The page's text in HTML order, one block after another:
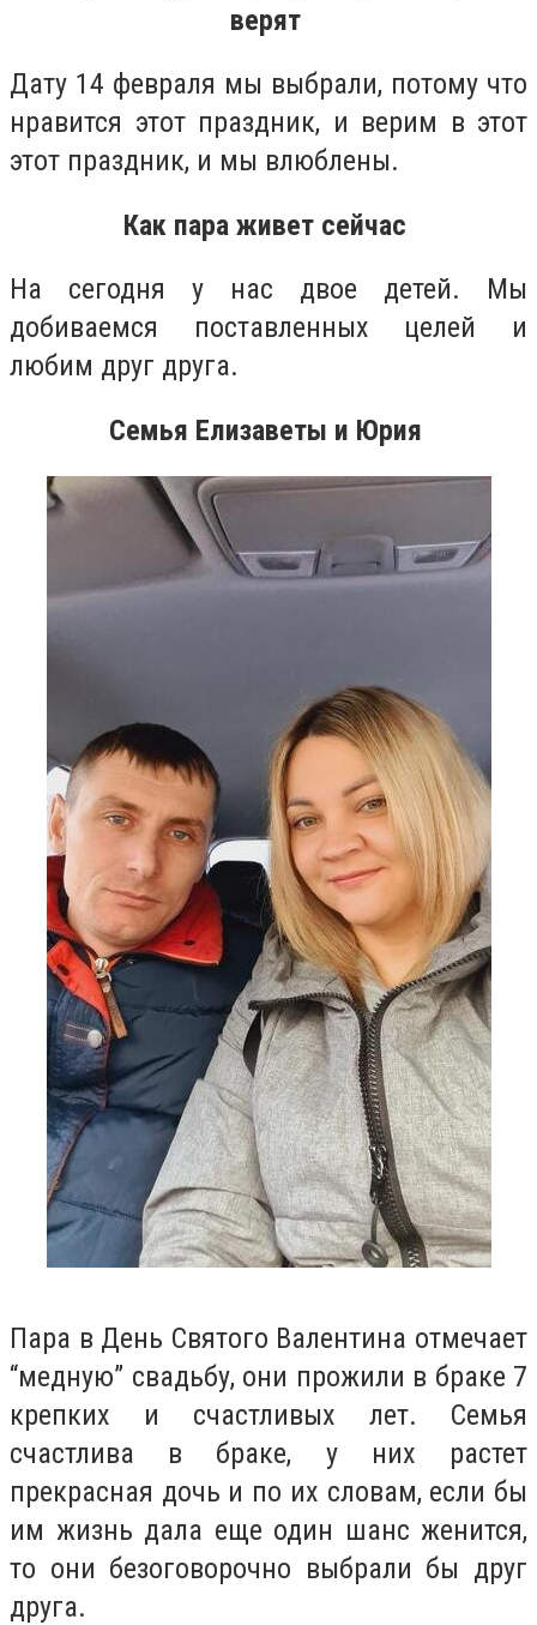
верят
Дату 14 февраля мы выбрали, потому что
нравится этот праздник, и верим в этот
этот праздник, и мы влюблены.
Как пара живет сейчас
На сегодня у нас двое детей. Мы
добиваемся поставленных целей и
любим друг друга.
Семья Елизаветы и Юрия
Пара в День Святого Валентина отмечает
“медную” свадьбу, они прожили в браке 7
крепких и счастливых лет. Семья
счастлива в браке, у них растет
прекрасная дочь и по их словам, если бы
им жизнь дала еще один шанс женится,
то они безоговорочно выбрали бы друг
друга.